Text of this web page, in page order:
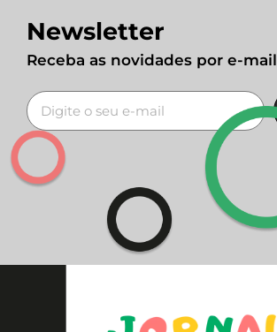
Newsletter
Receba as novidades por e-mail